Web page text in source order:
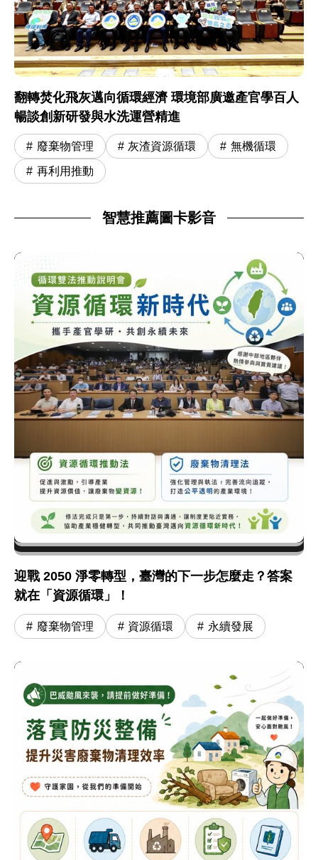
翻轉焚化飛灰邁向循環經濟 環境部廣邀產官學百人
暢談創新研發與水洗運營精進
廢棄物管理 灰渣資源循環 無機循環
再利用推動
智慧推薦圖卡影音
迎戰 2050 淨零轉型，臺灣的下一步怎麼走？答案
就在「資源循環」！
廢棄物管理 資源循環 永續發展